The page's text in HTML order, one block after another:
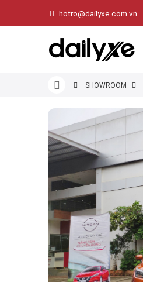
hotro@dailyxe.com.vn
SHOWROOM